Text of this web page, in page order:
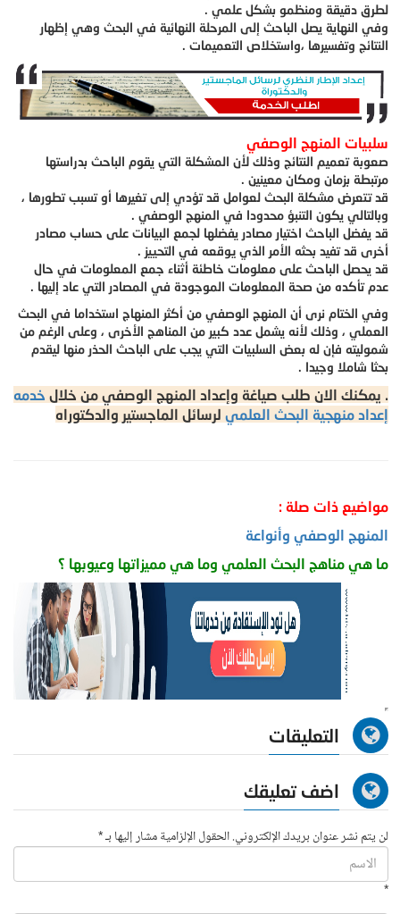
لطرق دقيقة ومنظمو بشكل علمي .
وفي النهاية يصل الباحث إلى المرحلة النهائية في البحث وهي إظهار
النتائج وتفسيرها ،واستخلاص التعميمات .
سلبيات المنهج الوصفي
صعوبة تعميم النتائج وذلك لأن المشكلة التي يقوم الباحث بدراستها
مرتبطة بزمان ومكان معينين .
قد تتعرض مشكلة البحث لعوامل قد تؤدي إلى تغيرها أو تسبب تطورها ،
وبالتالي يكون التنبؤ محدودا في المنهج الوصفي .
قد يفضل الباحث اختيار مصادر يفضلها لجمع البيانات على حساب مصادر
أخرى قد تفيد بحثه الأمر الذي يوقعه في التحييز .
قد يحصل الباحث على معلومات خاطئة أثناء جمع المعلومات في حال
عدم تأكده من صحة المعلومات الموجودة في المصادر التي عاد إليها .
وفي الختام نرى أن المنهج الوصفي من أكثر المنهاج استخداما في البحث
العملي ، وذلك لأنه يشمل عدد كبير من المناهج الأخرى ، وعلى الرغم من
شموليته فإن له بعض السلبيات التي يجب على الباحث الحذر منها ليقدم
بحثا شاملا وجيدا .
. يمكنك الان طلب صياغة وإعداد المنهج الوصفي من خلال خدمه
إعداد منهجية البحث العلمي لرسائل الماجستير والدكتوراه
مواضيع ذات صلة :
المنهج الوصفي وأنواعة
ما هي مناهج البحث العلمي وما هي مميزاتها وعيوبها ؟
التعليقات
اضف تعليقك
لن يتم نشر عنوان بريدك الإلكتروني. الحقول الإلزامية مشار إليها بـ *
*